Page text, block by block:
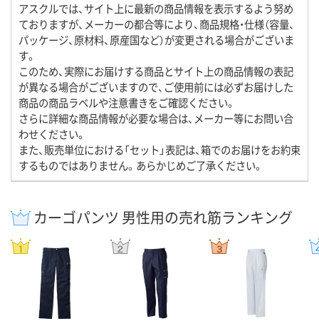
アスクルでは、サイト上に最新の商品情報を表示するよう努め
ておりますが、メーカーの都合等により、商品規格・仕様（容量、
パッケージ、原材料、原産国など）が変更される場合がございま
す。
このため、実際にお届けする商品とサイト上の商品情報の表記
が異なる場合がございますので、ご使用前には必ずお届けした
商品の商品ラベルや注意書きをご確認ください。
さらに詳細な商品情報が必要な場合は、メーカー等にお問い合
わせください。
また、販売単位における「セット」表記は、箱でのお届けをお約束
するものではありません。あらかじめご了承ください。
カーゴパンツ 男性用の売れ筋ランキング